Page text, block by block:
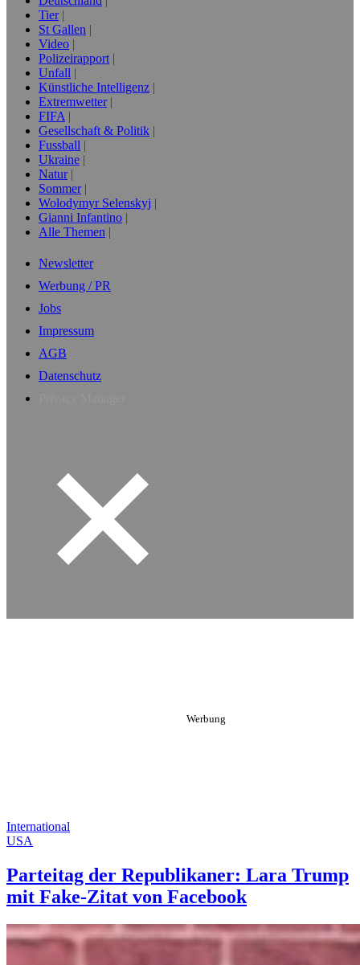
Tier
St Gallen
Video
Polizeirapport
Unfall
Künstliche Intelligenz
Extremwetter
FIFA
Gesellschaft & Politik
Fussball
Ukraine
Natur
Sommer
Wolodymyr Selenskyj
Gianni Infantino
Alle Themen
Newsletter
Werbung / PR
Jobs
Impressum
AGB
Datenschutz
International
USA
Parteitag der Republikaner: Lara Trump
mit Fake-Zitat von Facebook